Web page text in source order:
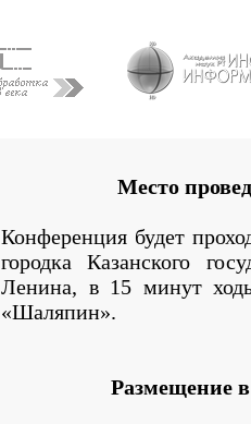
Место
Конференция будет
городка Казанского
Ленина, в 15 минут
«Шаляпин».
Размещение